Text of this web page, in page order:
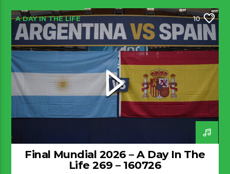
A DAY IN THE LIFE 10
Final Mundial 2026 – A Day In The
Life 269 – 160726